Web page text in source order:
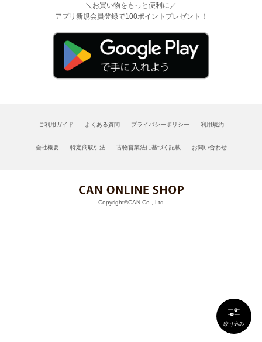
絞り込み
＼お買い物をもっと便利に／
アプリ新規会員登録で100ポイントプレゼント！
ご利用ガイド よくある質問 プライバシーポリシー 利用規約
会社概要 特定商取引法 古物営業法に基づく記載 お問い合わせ
Copyright©CAN Co., Ltd